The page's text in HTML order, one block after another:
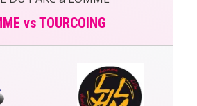
vs TOURCOING